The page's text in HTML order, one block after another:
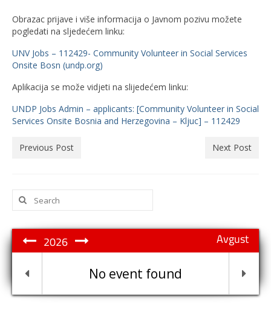
Obrazac prijave i više informacija o Javnom pozivu možete
pogledati na sljedećem linku:
UNV Jobs – 112429- Community Volunteer in Social Services
Onsite Bosn (undp.org)
Aplikacija se može vidjeti na slijedećem linku:
UNDP Jobs Admin – applicants: [Community Volunteer in Social
Services Onsite Bosnia and Herzegovina – Kljuc] – 112429
Previous Post Next Post
Search
for:
Avgust
2026
No event found